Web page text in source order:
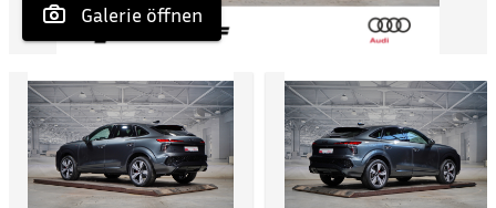
Galerie öffnen